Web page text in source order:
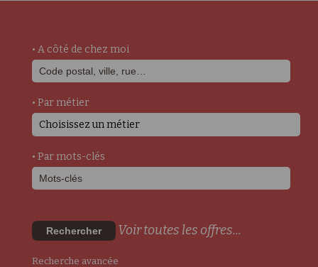
• A côté de chez moi
• Par métier
Choisissez un métier
• Par mots-clés
Rechercher Voir toutes les offres...
Recherche avancée